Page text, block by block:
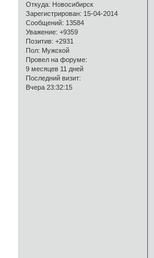
Откуда: Новосибирск
Зарегистрирован: 15-04-2014
Сообщений: 13584
Уважение: +9359
Позитив: +2931
Пол: Мужской
Провел на форуме:
9 месяцев 11 дней
Последний визит:
Вчера 23:32:15